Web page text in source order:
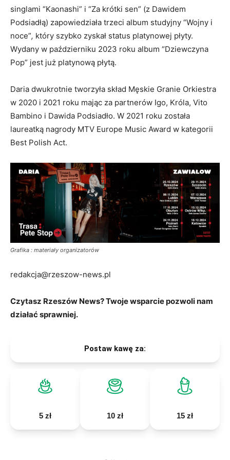
singlami “Kaonashi” i “Za krótki sen” (z Dawidem
Podsiadłą) zapowiedziała trzeci album studyjny “Wojny i
noce”, który szybko zyskał status platynowej płyty.
Wydany w październiku 2023 roku album “Dziewczyna
Pop” jest już platynową płytą.
Daria dwukrotnie tworzyła skład Męskie Granie Orkiestra
w 2020 i 2021 roku mając za partnerów Igo, Króla, Vito
Bambino i Dawida Podsiadło. W 2021 roku została
laureatką nagrody MTV Europe Music Award w kategorii
Best Polish Act.
Grafika : materiały organizatorów
redakcja@rzeszow-news.pl
Czytasz Rzeszów News? Twoje wsparcie pozwoli nam
działać sprawniej.
Postaw kawę za:
5 zł 10 zł 15 zł